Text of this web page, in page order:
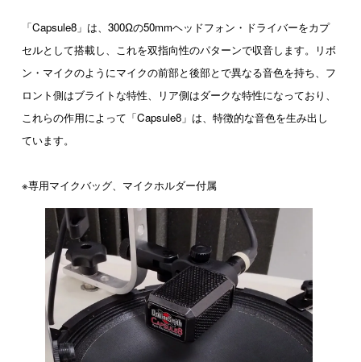
「Capsule8」は、300Ωの50mmヘッドフォン・ドライバーをカプ
セルとして搭載し、これを双指向性のパターンで収音します。リボ
ン・マイクのようにマイクの前部と後部とで異なる音色を持ち、フ
ロント側はブライトな特性、リア側はダークな特性になっており、
これらの作用によって「Capsule8」は、特徴的な音色を生み出し
ています。
※専用マイクバッグ、マイクホルダー付属